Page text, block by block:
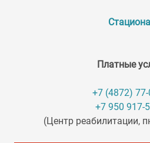
Платные
+7 (4872)
+7 950 917-
(Центр реабилитации,